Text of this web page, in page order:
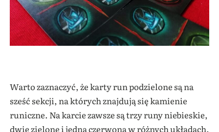
Warto zaznaczyć, że karty run podzielone są na
sześć sekcji, na których znajdują się kamienie
runiczne. Na karcie zawsze są trzy runy niebieskie,
dwie zielone i jedna czerwona w różnych układach.